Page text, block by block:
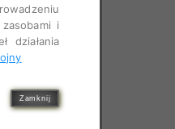
i
działania
Zamknij